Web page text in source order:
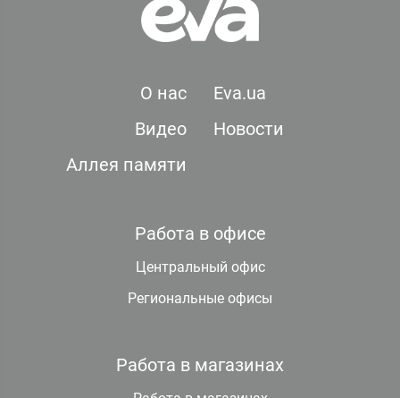
О нас
Eva.ua
Видео
Новости
Аллея памяти
Работа в офисе
Центральный офис
Региональные офисы
Работа в магазинах